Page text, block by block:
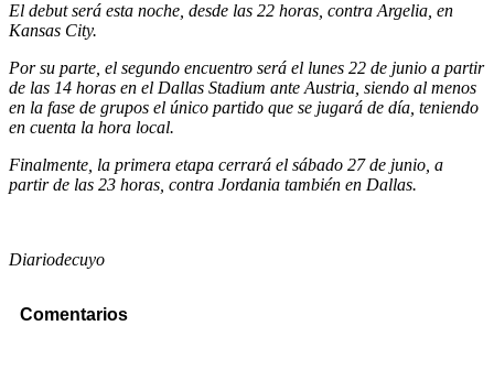
El debut será esta noche, desde las 22 horas, contra Argelia, en
Kansas City.
Por su parte, el segundo encuentro será el lunes 22 de junio a partir
de las 14 horas en el Dallas Stadium ante Austria, siendo al menos
en la fase de grupos el único partido que se jugará de día, teniendo
en cuenta la hora local.
Finalmente, la primera etapa cerrará el sábado 27 de junio, a
partir de las 23 horas, contra Jordania también en Dallas.
Diariodecuyo
Comentarios